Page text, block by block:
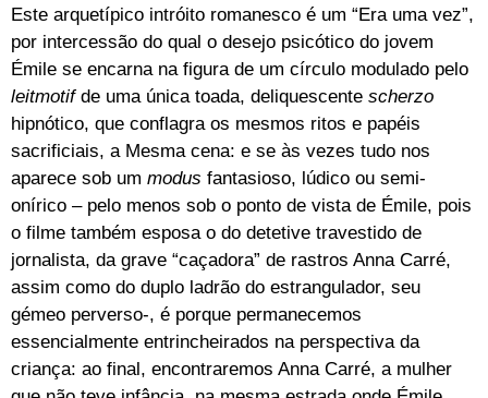
Este arquetípico intróito romanesco é um “Era uma vez”,
por intercessão do qual o desejo psicótico do jovem
Émile se encarna na figura de um círculo modulado pelo
leitmotifde uma única toada, deliquescente scherzo
hipnótico, que conflagra os mesmos ritos e papéis
sacrificiais, a Mesma cena: e se às vezes tudo nos
aparece sob um modus fantasioso, lúdico ou semi-
onírico – pelo menos sob o ponto de vista de Émile, pois
o filme também esposa o do detetive travestido de
jornalista, da grave “caçadora” de rastros Anna Carré,
assim como do duplo ladrão do estrangulador, seu
gémeo perverso-, é porque permanecemos
essencialmente entrincheirados na perspectiva da
criança: ao final, encontraremos Anna Carré, a mulher